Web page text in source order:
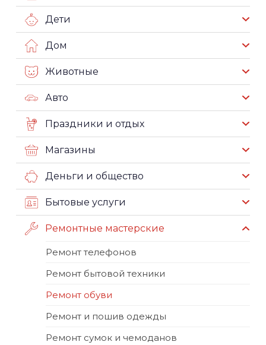
Дети
Дом
Животные
Авто
Праздники и отдых
Магазины
Деньги и общество
Бытовые услуги
Ремонтные мастерские
Ремонт телефонов
Ремонт бытовой техники
Ремонт обуви
Ремонт и пошив одежды
Ремонт сумок и чемоданов